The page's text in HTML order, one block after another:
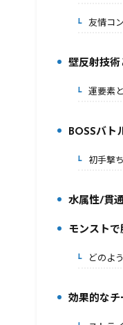
2-2.友情コ
3.
壁反射技術
3-1.運要素
4.
BOSSバト
4-1.初手撃
5.
水属性/貫
モンスト
6-1.どのよ
7.
効果的なチ